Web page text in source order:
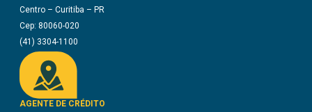
Centro – Curitiba – PR
Cep: 80060-020
(41) 3304-1100
AGENTE DE CRÉDITO